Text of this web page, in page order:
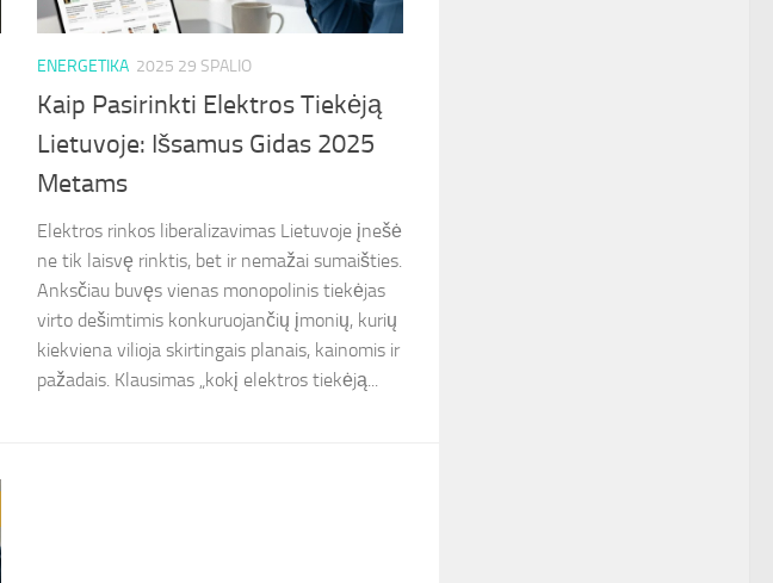
ENERGETIKA 2025 29 SPALIO
Kaip Pasirinkti Elektros Tiekėją
Lietuvoje: Išsamus Gidas 2025
Metams
Elektros rinkos liberalizavimas Lietuvoje įnešė
ne tik laisvę rinktis, bet ir nemažai sumaišties.
Anksčiau buvęs vienas monopolinis tiekėjas
virto dešimtimis konkuruojančių įmonių, kurių
kiekviena vilioja skirtingais planais, kainomis ir
pažadais. Klausimas „kokį elektros tiekėją...